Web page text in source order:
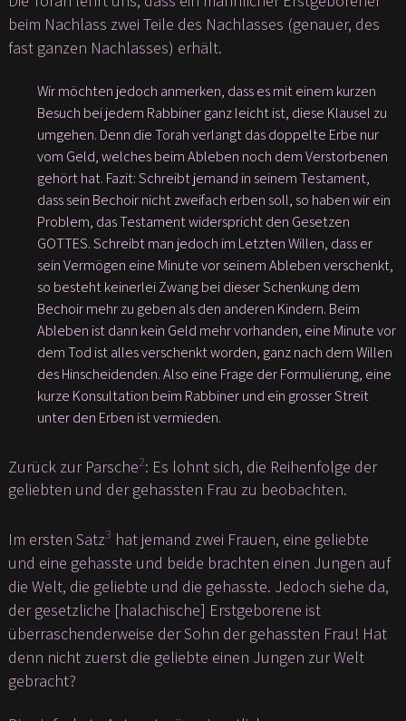
beim Nachlass zwei Teile des Nachlasses (genauer, des
fast ganzen Nachlasses) erhält.
Wir möchten jedoch anmerken, dass es mit einem kurzen
Besuch bei jedem Rabbiner ganz leicht ist, diese Klausel zu
umgehen. Denn die Torah verlangt das doppelte Erbe nur
vom Geld, welches beim Ableben noch dem Verstorbenen
gehört hat. Fazit: Schreibt jemand in seinem Testament,
dass sein Bechoir nicht zweifach erben soll, so haben wir ein
Problem, das Testament widerspricht den Gesetzen
GOTTES. Schreibt man jedoch im Letzten Willen, dass er
sein Vermögen eine Minute vor seinem Ableben verschenkt,
so besteht keinerlei Zwang bei dieser Schenkung dem
Bechoir mehr zu geben als den anderen Kindern. Beim
Ableben ist dann kein Geld mehr vorhanden, eine Minute vor
dem Tod ist alles verschenkt worden, ganz nach dem Willen
des Hinscheidenden. Also eine Frage der Formulierung, eine
kurze Konsultation beim Rabbiner und ein grosser Streit
unter den Erben ist vermieden.
Zurück zur Parsche2: Es lohnt sich, die Reihenfolge der
geliebten und der gehassten Frau zu beobachten.
Im ersten Satz3 hat jemand zwei Frauen, eine geliebte
und eine gehasste und beide brachten einen Jungen auf
die Welt, die geliebte und die gehasste. Jedoch siehe da,
der gesetzliche [halachische] Erstgeborene ist
überraschenderweise der Sohn der gehassten Frau! Hat
denn nicht zuerst die geliebte einen Jungen zur Welt
gebracht?